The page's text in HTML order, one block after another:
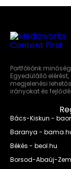
Portfóliónk
Egyedülálló
megjelenési
irányokat és
Bács-Kiskun -
Baranya -
Békés - beol.hu
Borsod-Abaúj-